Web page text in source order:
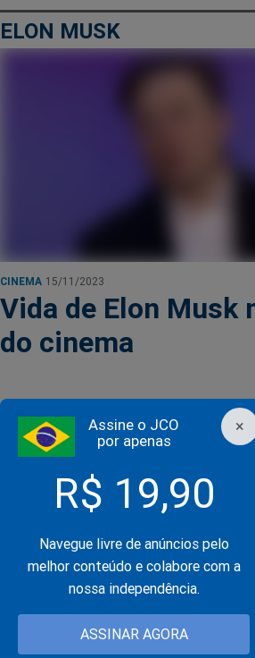
×
Assine o JCO
por apenas
R$ 19,90
Navegue livre de anúncios pelo
melhor conteúdo e colabore com a
nossa independência.
ASSINAR AGORA
ELON MUSK
CINEMA 15/11/2023
Vida de Elon Musk
do cinema